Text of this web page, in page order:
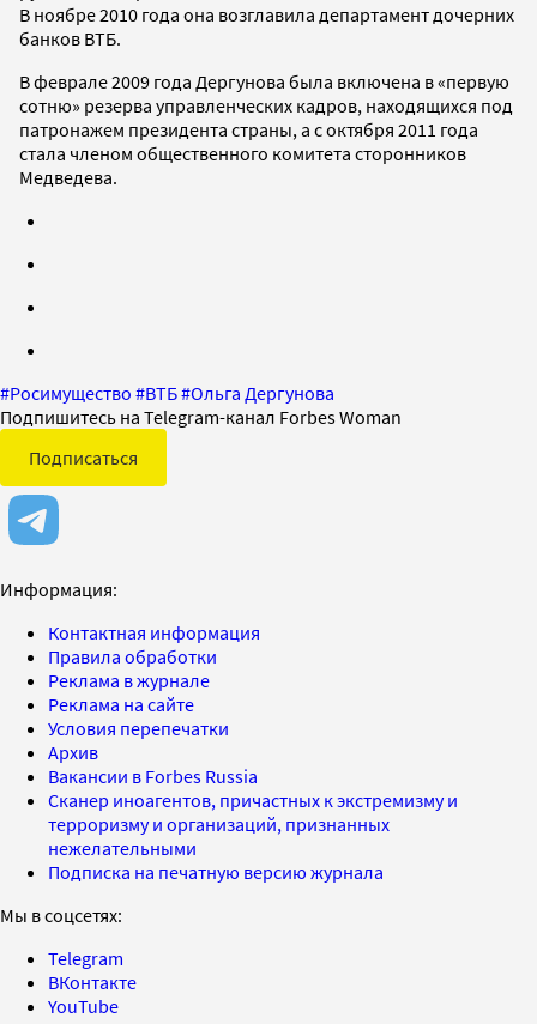
В ноябре 2010 года она возглавила департамент дочерних
банков ВТБ.
В феврале 2009 года Дергунова была включена в «первую
сотню» резерва управленческих кадров, находящихся под
патронажем президента страны, а с октября 2011 года
стала членом общественного комитета сторонников
Медведева.
#Росимущество #ВТБ#Ольга Дергунова
Подпишитесь на Telegram-канал Forbes Woman
Подписаться
Информация:
Контактная информация
Правила обработки
Реклама в журнале
Реклама на сайте
Условия перепечатки
Архив
Вакансии в Forbes Russia
Сканер иноагентов, причастных к экстремизму и
терроризму и организаций, признанных
нежелательными
Подписка на печатную версию журнала
Мы в соцсетях:
Telegram
ВКонтакте
YouTube